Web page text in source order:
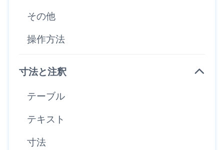
その他
操作方法
寸法と注釈
テーブル
テキスト
寸法